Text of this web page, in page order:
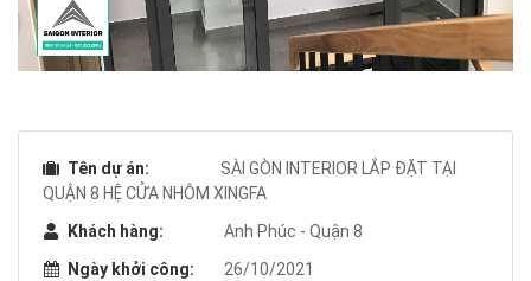
Tên dự án:
SÀI GÒN INTERIOR LẮP ĐẶT TẠI
QUẬN 8 HỆ CỬA NHÔM XINGFA
Khách hàng:
Anh Phúc - Quận 8
Ngày khởi công:
26/10/2021